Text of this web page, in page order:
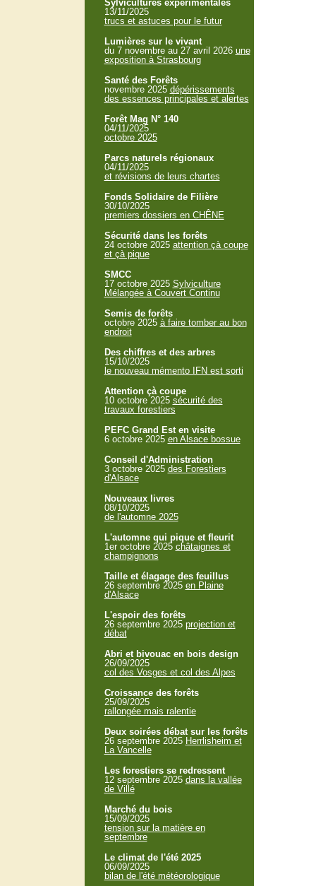
Sylvicultures expérimentales
13/11/2025
trucs et astuces pour le futur
Lumières sur le vivant
du 7 novembre au 27 avril 2026 une
exposition à Strasbourg
Santé des Forêts
novembre 2025 dépérissements
des essences principales et alertes
Forêt Mag N° 140
04/11/2025
octobre 2025
Parcs naturels régionaux
04/11/2025
et révisions de leurs chartes
Fonds Solidaire de Filière
30/10/2025
premiers dossiers en CHÊNE
Sécurité dans les forêts
24 octobre 2025 attention çà coupe
et çà pique
SMCC
17 octobre 2025 Sylviculture
Mélangée à Couvert Continu
Semis de forêts
octobre 2025 à faire tomber au bon
endroit
Des chiffres et des arbres
15/10/2025
le nouveau mémento IFN est sorti
Attention çà coupe
10 octobre 2025 sécurité des
travaux forestiers
PEFC Grand Est en visite
6 octobre 2025 en Alsace bossue
Conseil d'Administration
3 octobre 2025 des Forestiers
d'Alsace
Nouveaux livres
08/10/2025
de l'automne 2025
L'automne qui pique et fleurit
1er octobre 2025 châtaignes et
champignons
Taille et élagage des feuillus
26 septembre 2025 en Plaine
d'Alsace
L'espoir des forêts
26 septembre 2025 projection et
débat
Abri et bivouac en bois design
26/09/2025
col des Vosges et col des Alpes
Croissance des forêts
25/09/2025
rallongée mais ralentie
Deux soirées débat sur les forêts
26 septembre 2025 Herrlisheim et
La Vancelle
Les forestiers se redressent
12 septembre 2025 dans la vallée
de Villé
Marché du bois
15/09/2025
tension sur la matière en
septembre
Le climat de l'été 2025
06/09/2025
bilan de l'été météorologique